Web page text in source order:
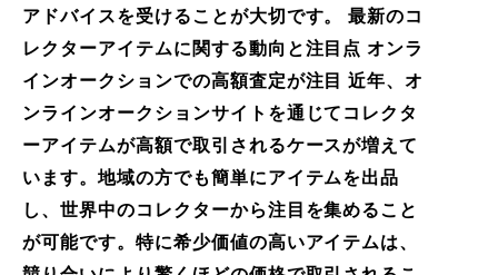
アドバイスを受けることが大切です。 最新のコ
レクターアイテムに関する動向と注目点 オンラ
インオークションでの高額査定が注目 近年、オ
ンラインオークションサイトを通じてコレクタ
ーアイテムが高額で取引されるケースが増えて
います。地域の方でも簡単にアイテムを出品
し、世界中のコレクターから注目を集めること
が可能です。特に希少価値の高いアイテムは、